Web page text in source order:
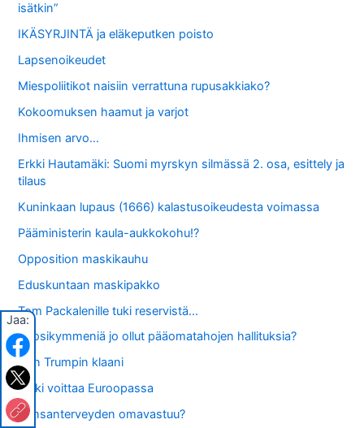
isätkin”
IKÄSYRJINTÄ ja eläkeputken poisto
Lapsenoikeudet
Miespoliitikot naisiin verrattuna rupusakkiako?
Kokoomuksen haamut ja varjot
Ihmisen arvo…
Erkki Hautamäki: Suomi myrskyn silmässä 2. osa, esittely ja
tilaus
Kuninkaan lupaus (1666) kalastusoikeudesta voimassa
Pääministerin kaula-aukkokohu!?
Opposition maskikauhu
Eduskuntaan maskipakko
Tom Packalenille tuki reservistä…
Vuosikymmeniä jo ollut pääomatahojen hallituksia?
Don Trumpin klaani
Järki voittaa Euroopassa
Kansanterveyden omavastuu?
Jaa: